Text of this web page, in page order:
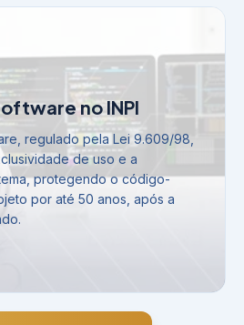
no INPI
regulado pela Lei 9.609/98,
de uso e a
protegendo o código-
por até 50 anos, após a